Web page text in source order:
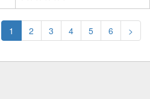
1 2 3 4 5 6 >